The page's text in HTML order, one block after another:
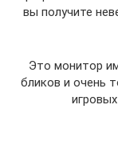
вы получите
Это монитор
бликов и очень